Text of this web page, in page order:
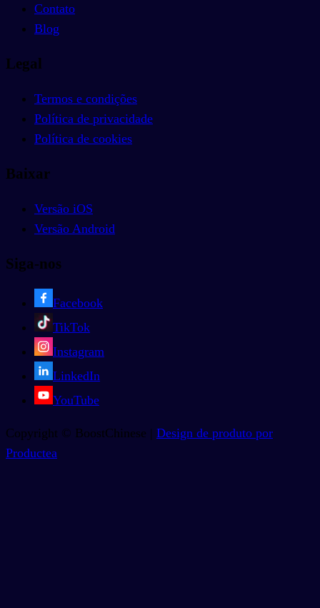
Contato
Blog
Legal
Termos e condições
Política de privacidade
Política de cookies
Baixar
Versão iOS
Versão Android
Siga-nos
Facebook
TikTok
Instagram
LinkedIn
YouTube
Copyright © BoostChinese | Design de produto por
Productea